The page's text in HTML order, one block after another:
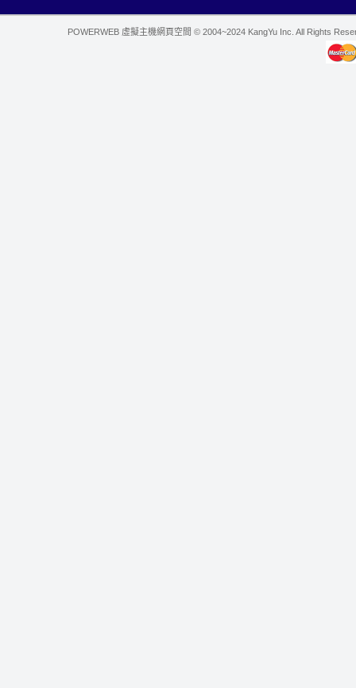
POWERWEB 虛擬主機網頁空間 © 2004~2024 KangYu Inc. All Rights